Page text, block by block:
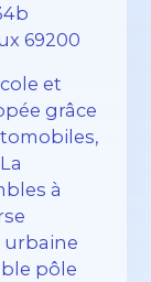
69200
et
grâce
à
urbaine
pôle